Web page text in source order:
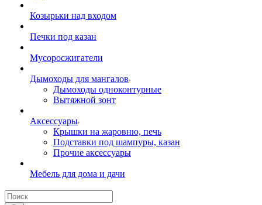
Козырьки над входом
Печки под казан
Мусоросжигатели
Дымоходы для мангалов
Дымоходы одноконтурные
Вытяжной зонт
Аксессуары
Крышки на жаровню, печь
Подставки под шампуры, казан
Прочие аксессуары
Мебель для дома и дачи